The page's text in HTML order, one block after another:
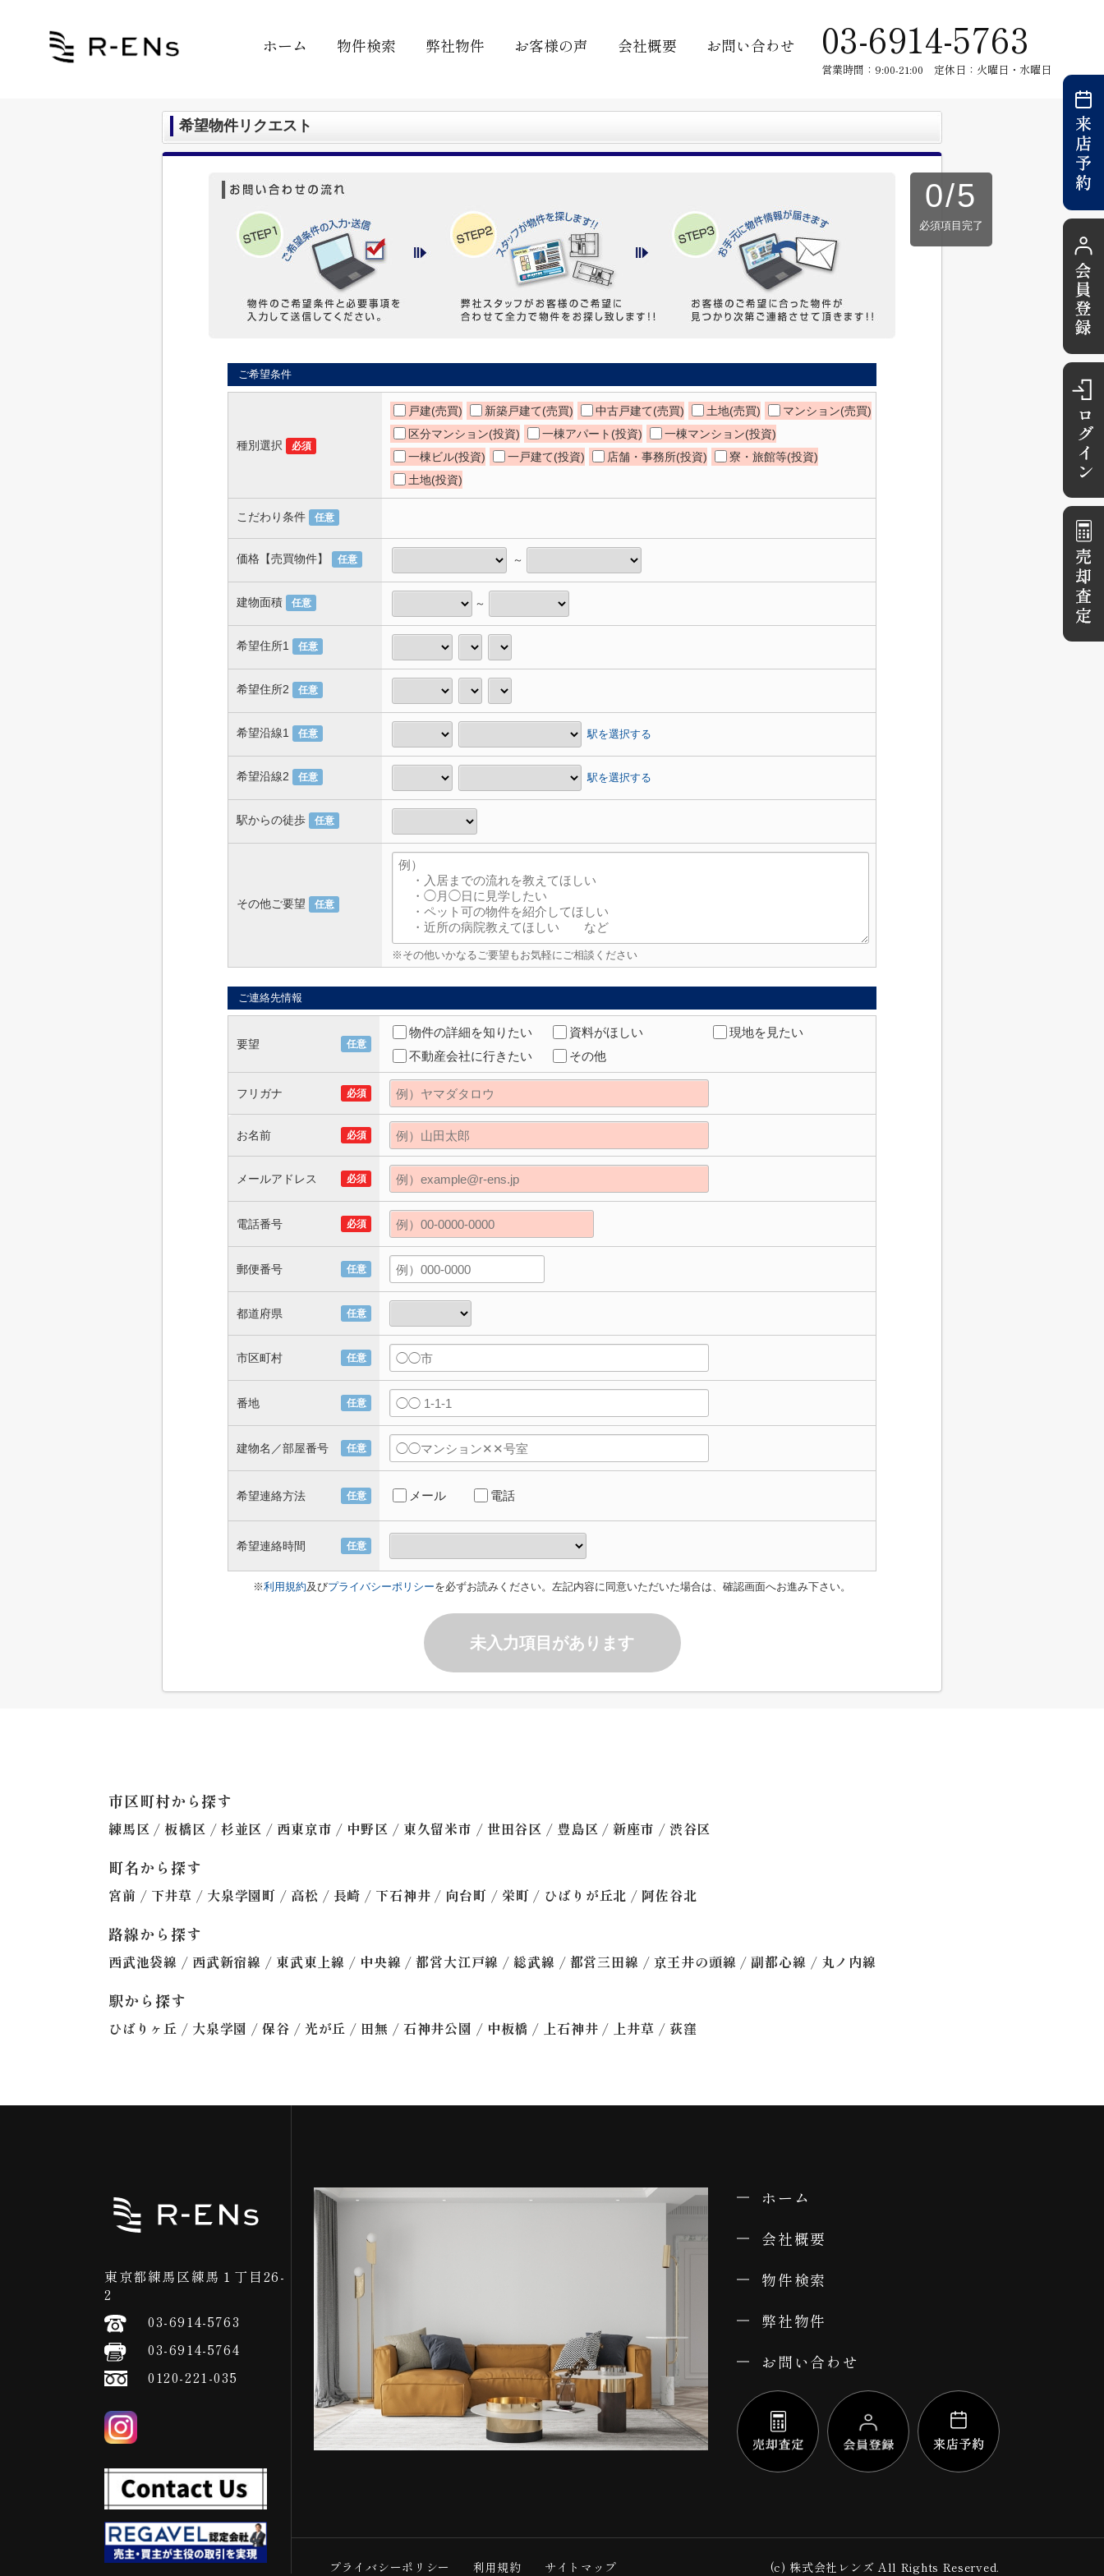
ホーム 物件検索 弊社物件 お客様の声 会社概要 お問い合わせ 03-6914-5763
営業時間：9:00-21:00 定休日：火曜日・水曜日
希望物件リクエスト
0/5
必須項目完了
ご希望条件
種別選択 必須
戸建(売買) 新築戸建て(売買) 中古戸建て(売買) 土地(売買)
マンション(売買)
区分マンション(投資)
一棟アパート(投資)
一棟マンション(投資)
一棟ビル(投資)
一戸建て(投資) 店舗・事務所(投資)
寮・旅館等(投資)
土地(投資)
こだわり条件 任意
価格【売買物件】 任意 ～
建物面積 任意 ～
希望住所1 任意
希望住所2 任意
希望沿線1 任意 駅を選択する
希望沿線2 任意 駅を選択する
駅からの徒歩 任意
その他ご要望 任意
※その他いかなるご要望もお気軽にご相談ください
ご連絡先情報
要望 任意
物件の詳細を知りたい 資料がほしい
現地を見たい
不動産会社に行きたい
その他
フリガナ 必須
お名前 必須
メールアドレス 必須
電話番号 必須
郵便番号 任意
都道府県 任意
市区町村 任意
番地 任意
建物名／部屋番号 任意
希望連絡方法 任意 メール 電話
希望連絡時間 任意
※利用規約及びプライバシーポリシーを必ずお読みください。左記内容に同意いただいた場合は、確認画面へお進み下さい。
未入力項目があります
市区町村から探す
練馬区 / 板橋区 / 杉並区 / 西東京市 / 中野区 / 東久留米市 / 世田谷区 / 豊島区 / 新座市 / 渋谷区
町名から探す
宮前 / 下井草 / 大泉学園町 / 高松 / 長崎 / 下石神井 / 向台町 / 栄町 / ひばりが丘北 / 阿佐谷北
路線から探す
西武池袋線 / 西武新宿線 / 東武東上線 / 中央線 / 都営大江戸線 / 総武線 / 都営三田線 / 京王井の頭線 / 副都心線 / 丸ノ内線
駅から探す
ひばりヶ丘 / 大泉学園 / 保谷 / 光が丘 / 田無 / 石神井公園 / 中板橋 / 上石神井 / 上井草 / 荻窪
東京都練馬区練馬１丁目26-
2
03-6914-5763
03-6914-5764
0120-221-035
ホーム
会社概要
物件検索
弊社物件
お問い合わせ
プライバシーポリシー 利用規約 サイトマップ (c) 株式会社レンズ All Rights Reserved.